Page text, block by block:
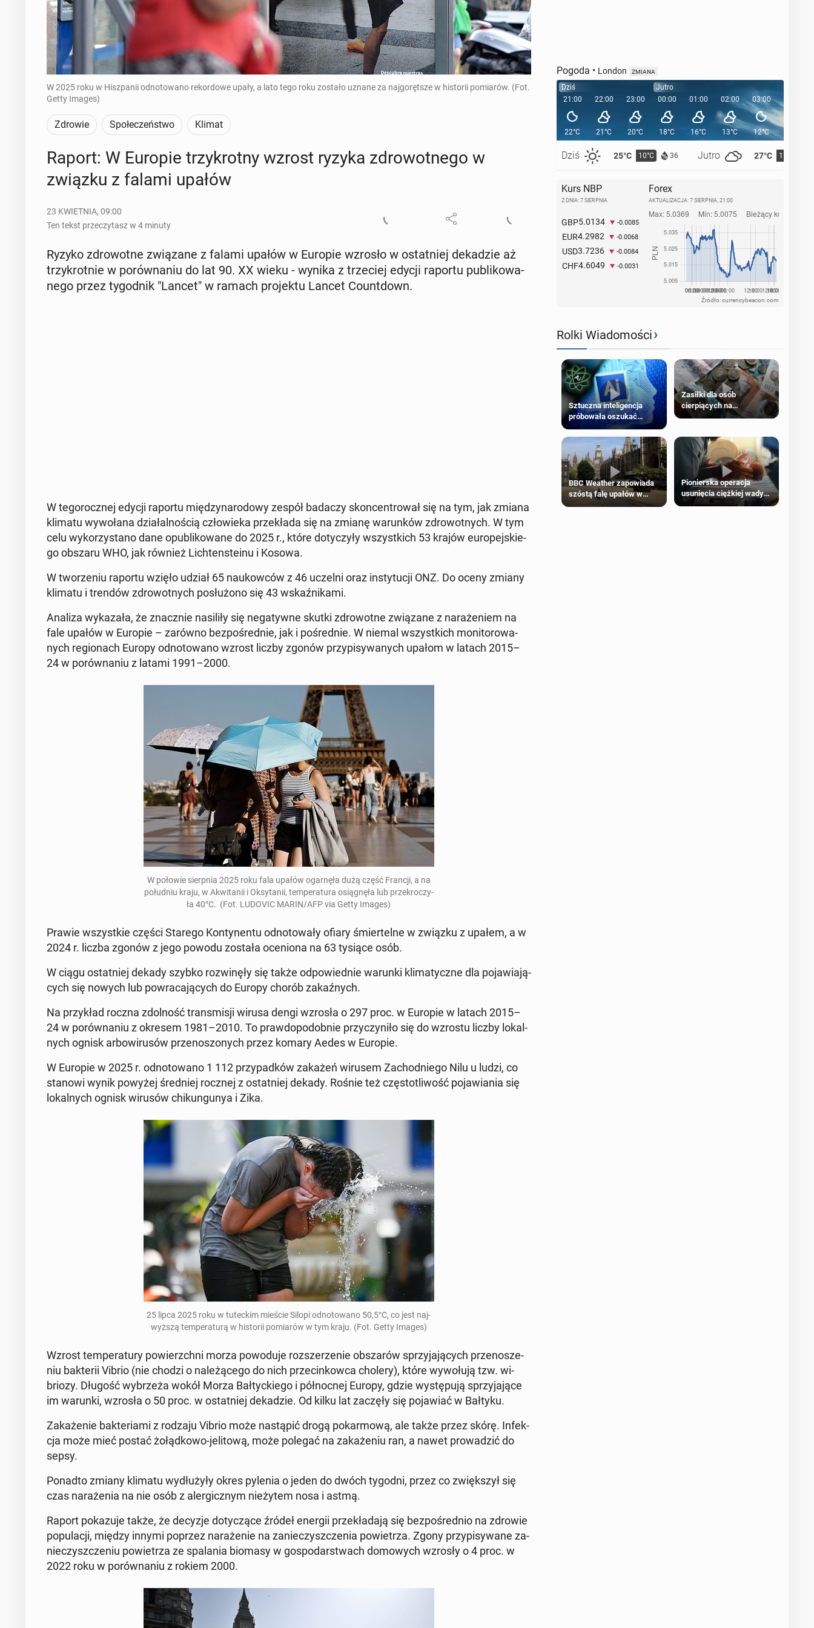
W 2025 roku w Hiszpanii odnotowano rekordowe upały, a lato tego roku zostało uznane za najgorętsze w historii pomiarów. (Fot.
Getty Images)
Zdrowie Społeczeństwo Klimat
Raport: W Europie trzy­krot­ny wzrost ryzyka zdro­wot­ne­go w
związku z falami upałów
23 KWIETNIA, 09:00
Ten tekst przeczytasz w 4 minuty
Ryzyko zdro­wot­ne zwią­za­ne z falami upałów w Europie wzrosło w ostat­niej de­ka­dzie aż
trzy­krot­nie w po­rów­na­niu do lat 90. XX wieku - wynika z trze­ciej edycji raportu pu­bli­ko­wa­
ne­go przez ty­go­dnik "Lancet" w ramach pro­jek­tu Lancet Co­unt­down.
W te­go­rocz­nej edycji raportu mię­dzy­na­ro­do­wy zespół badaczy skon­cen­tro­wał się na tym, jak zmiana
klimatu wy­wo­ła­na dzia­łal­no­ścią czło­wie­ka prze­kła­da się na zmianę wa­run­ków zdro­wot­nych. W tym
celu wy­ko­rzy­sta­no dane opu­bli­ko­wa­ne do 2025 r., które do­ty­czy­ły wszyst­kich 53 krajów eu­ro­pej­skie­
go obszaru WHO, jak również Lich­ten­ste­inu i Kosowa.
W two­rze­niu raportu wzięło udział 65 na­ukow­ców z 46 uczelni oraz in­sty­tu­cji ONZ. Do oceny zmiany
klimatu i trendów zdro­wot­nych po­słu­żo­no się 43 wskaź­ni­ka­mi.
Analiza wy­ka­za­ła, że znacz­nie na­si­li­ły się ne­ga­tyw­ne skutki zdro­wot­ne zwią­za­ne z na­ra­że­niem na
fale upałów w Europie – zarówno bez­po­śred­nie, jak i po­śred­nie. W niemal wszyst­kich mo­ni­to­ro­wa­
nych re­gio­nach Europy od­no­to­wa­no wzrost liczby zgonów przy­pi­sy­wa­nych upałom w latach 2015–
24 w po­rów­na­niu z latami 1991–2000.
W połowie sierp­nia 2025 roku fala upałów ogar­nę­ła dużą część Francji, a na
po­łu­dniu kraju, w Akwi­ta­nii i Oksy­ta­nii, tem­pe­ra­tu­ra osią­gnę­ła lub prze­kro­czy­
ła 40°C. (Fot. LUDOVIC MARIN/AFP via Getty Images)
Prawie wszyst­kie części Starego Kon­ty­nen­tu od­no­to­wa­ły ofiary śmier­tel­ne w związku z upałem, a w
2024 r. liczba zgonów z jego powodu została oce­nio­na na 63 tysiące osób.
W ciągu ostat­niej dekady szybko roz­wi­nę­ły się także od­po­wied­nie warunki kli­ma­tycz­ne dla po­ja­wia­ją­
cych się nowych lub po­wra­ca­ją­cych do Europy chorób za­kaź­nych.
Na przy­kład roczna zdol­ność trans­mi­sji wirusa dengi wzrosła o 297 proc. w Europie w latach 2015–
24 w po­rów­na­niu z okresem 1981–2010. To praw­do­po­dob­nie przy­czy­ni­ło się do wzrostu liczby lo­kal­
nych ognisk ar­bo­wi­ru­sów prze­no­szo­nych przez komary Aedes w Europie.
W Europie w 2025 r. od­no­to­wa­no 1 112 przy­pad­ków zakażeń wirusem Za­chod­nie­go Nilu u ludzi, co
stanowi wynik powyżej śred­niej rocznej z ostat­niej dekady. Rośnie też czę­sto­tli­wość po­ja­wia­nia się
lo­kal­nych ognisk wirusów chi­kun­gu­nya i Zika.
25 lipca 2025 roku w tu­tec­kim mieście Silopi od­no­to­wa­no 50,5°C, co jest naj­
wyż­szą tem­pe­ra­tu­rą w hi­sto­rii po­mia­rów w tym kraju. (Fot. Getty Images)
Wzrost tem­pe­ra­tu­ry po­wierzch­ni morza po­wo­du­je roz­sze­rze­nie ob­sza­rów sprzy­ja­ją­cych prze­no­sze­
niu bak­te­rii Vibrio (nie chodzi o na­le­żą­ce­go do nich prze­cin­kow­ca cholery), które wy­wo­łu­ją tzw. wi­
brio­zy. Długość wy­brze­ża wokół Morza Bał­tyc­kie­go i pół­noc­nej Europy, gdzie wy­stę­pu­ją sprzy­ja­ją­ce
im warunki, wzrosła o 50 proc. w ostat­niej de­ka­dzie. Od kilku lat zaczęły się po­ja­wiać w Bałtyku.
Za­ka­że­nie bak­te­ria­mi z rodzaju Vibrio może na­stą­pić drogą po­kar­mo­wą, ale także przez skórę. In­fek­
cja może mieć postać żo­łąd­ko­wo-je­li­to­wą, może polegać na za­ka­że­niu ran, a nawet pro­wa­dzić do
sepsy.
Ponadto zmiany klimatu wy­dłu­ży­ły okres pylenia o jeden do dwóch tygodni, przez co zwięk­szył się
czas na­ra­że­nia na nie osób z aler­gicz­nym nie­ży­tem nosa i astmą.
Raport po­ka­zu­je także, że decyzje do­ty­czą­ce źródeł energii prze­kła­da­ją się bez­po­śred­nio na zdrowie
po­pu­la­cji, między innymi poprzez na­ra­że­nie na za­nie­czysz­cze­nia po­wie­trza. Zgony przy­pi­sy­wa­ne za­
nie­czysz­cze­niu po­wie­trza ze spa­la­nia biomasy w go­spo­dar­stwach do­mo­wych wzrosły o 4 proc. w
2022 roku w po­rów­na­niu z rokiem 2000.
Pogoda • London ZMIANA
Dziś
21:00
22°C
Dziś 25°C 10°C 36 Jutro 27°C 11°C
22:00
21°C
23:00
20°C
Jutro
00:00
18°C
01:00
16°C
02:00
13°C
03:00
12°C
04:00
Kurs NBP
Z DNIA: 7 SIERPNIA
GBP5.0134 -0.0085
EUR4.2982 -0.0068
USD3.7236 -0.0084
CHF4.6049 -0.0031
Forex
AKTUALIZACJA: 7 SIERPNIA, 21:00
Źródło: currencybeacon.com
Rolki Wiadomości›
Sztuczna inteligencja
próbowała oszukać
człowieka
Zasiłki dla osób
cierpiących na
schorzenia psychiczne
BBC Weather zapowiada
szóstą falę upałów w
Londynie
Pionierska operacja
usunięcia ciężkiej wady
wrodzonej płodu w łonie